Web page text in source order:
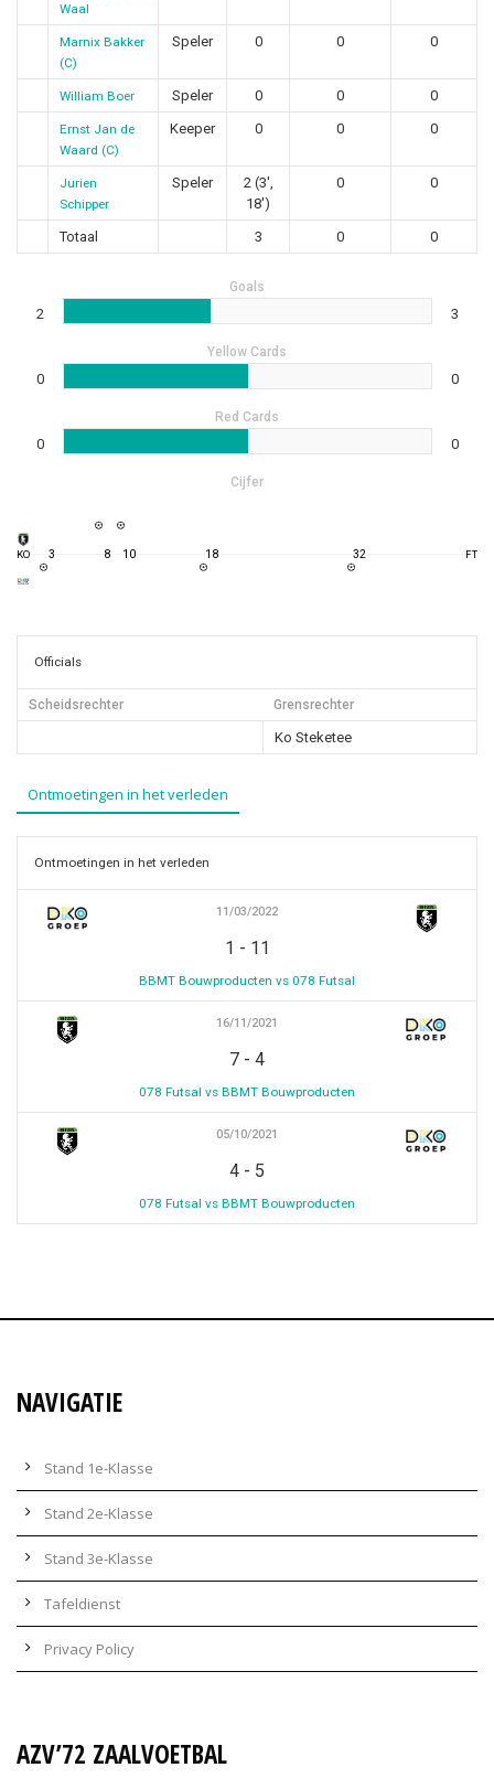
Waal
Marnix Bakker
(C)
Speler 0 0 0
William Boer Speler 0 0 0
Ernst Jan de
Waard (C)
Keeper 0 0 0
Jurien
Schipper
Speler
2 (3',
18')
0 0
Totaal 3 0 0
Goals
2 3
Yellow Cards
0 0
Red Cards
0 0
Cijfer
KO 3 8 10 18 32 FT
Officials
Scheidsrechter Grensrechter
Ko Steketee
Ontmoetingen in het verleden
Ontmoetingen in het verleden
11/03/2022
1 - 11
BBMT Bouwproducten vs 078 Futsal
16/11/2021
7 - 4
078 Futsal vs BBMT Bouwproducten
05/10/2021
4 - 5
078 Futsal vs BBMT Bouwproducten
NAVIGATIE
Stand 1e-Klasse
Stand 2e-Klasse
Stand 3e-Klasse
Tafeldienst
Privacy Policy
AZV’72 ZAALVOETBAL